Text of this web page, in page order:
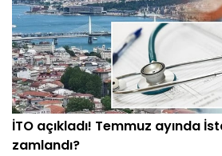
İTO açıkladı! Temmuz ayında
zamlandı?